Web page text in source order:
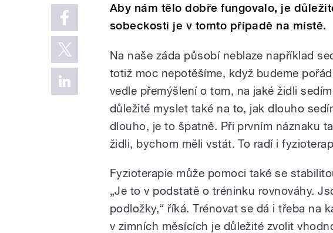
Aby nám tělo dobře fungovalo, je
sobeckosti je v tomto případě na místě.
Na naše záda působí neblaze například
totiž moc nepotěšíme, když budeme
vedle přemýšlení o tom, na jaké židli
důležité myslet také na to, jak dlouho
dlouho, je to špatně. Při prvním náznaku
židli, bychom měli vstát. To radí i
Fyzioterapie může pomoci také se
„Je to v podstatě o tréninku rovnováhy.
podložky,“ říká. Trénovat se dá i třeba na
v zimních měsících je důležité zvolit